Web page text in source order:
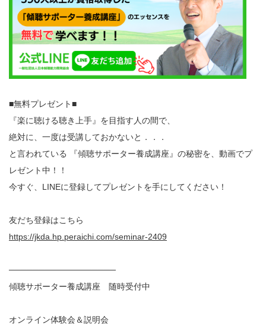
■無料プレゼント■
『楽に聴ける聴き上手』を目指す人の間で、
絶対に、一度は受講しておかないと．．．
と言われている 『傾聴サポーター養成講座』の秘密を、動画でプ
レゼント中！！
今すぐ、LINEに登録してプレゼントを手にしてください！
友だち登録はこちら
https://jkda.hp.peraichi.com/seminar-2409
──────────────────
傾聴サポーター養成講座 随時受付中
オンライン体験会＆説明会